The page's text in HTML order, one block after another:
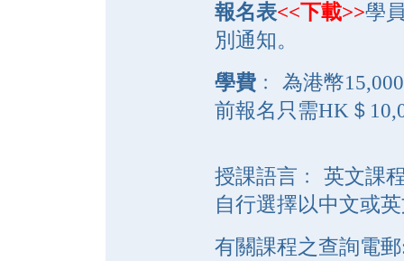
報名表<<下載>>學
別通知。
學費﹕ 為港幣
前報名只需HK＄
授課語言﹕ 英文課
自行選擇以中文或
有關課程之查詢電